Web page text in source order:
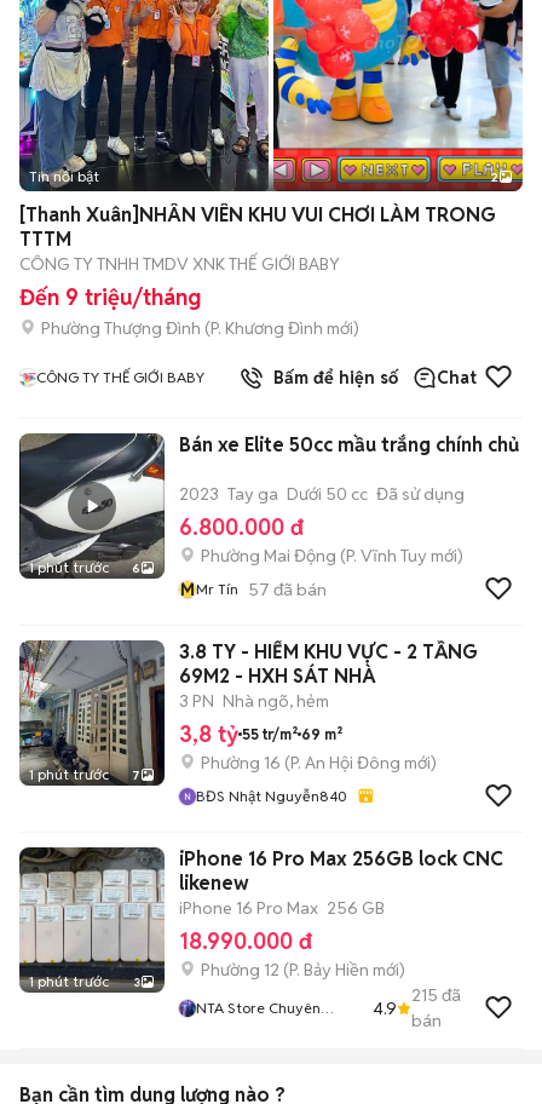
Tin nổi bật 2
[Thanh Xuân]NHÂN VIÊN KHU VUI CHƠI LÀM TRONG
TTTM
CÔNG TY TNHH TMDV XNK THẾ GIỚI BABY
Đến 9 triệu/tháng
Phường Thượng Đình (P. Khương Đình mới)
CÔNG TY THẾ GIỚI BABY Bấm để hiện số Chat
1 phút trước 6
Bán xe Elite 50cc mầu trắng chính chủ
2023 Tay ga Dưới 50 cc Đã sử dụng
6.800.000 đ
Phường Mai Động (P. Vĩnh Tuy mới)
MMr Tín 57 đã bán
1 phút trước 7
3.8 TY - HIẾM KHU VỰC - 2 TẦNG
69M2 - HXH SÁT NHÀ
3 PN Nhà ngõ, hẻm
3,8 tỷ 55 tr/m² 69 m²
Phường 16 (P. An Hội Đông mới)
BĐS Nhật Nguyễn840
1 phút trước 3
iPhone 16 Pro Max 256GB lock CNC
likenew
iPhone 16 Pro Max 256 GB
18.990.000 đ
Phường 12 (P. Bảy Hiền mới)
NTA Store Chuyên
4.9
215 đã
bán
Bạn cần tìm dung lượng nào ?